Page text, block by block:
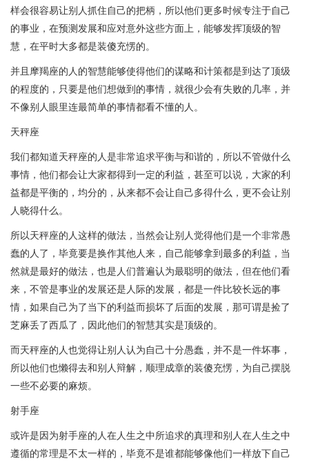
样会很容易让别人抓住自己的把柄，所以他们更多时候专注于自己
的事业，在预测发展和应对意外这些方面上，能够发挥顶级的智
慧，在平时大多都是装傻充愣的。
并且摩羯座的人的智慧能够使得他们的谋略和计策都是到达了顶级
的程度的，只要是他们想做到的事情，就很少会有失败的几率，并
不像别人眼里连最简单的事情都看不懂的人。
天秤座
我们都知道天秤座的人是非常追求平衡与和谐的，所以不管做什么
事情，他们都会让大家都得到一定的利益，甚至可以说，大家的利
益都是平衡的，均分的，从来都不会让自己多得什么，更不会让别
人晓得什么。
所以天秤座的人这样的做法，当然会让别人觉得他们是一个非常愚
蠢的人了，毕竟要是换作其他人来，自己能够拿到最多的利益，当
然就是最好的做法，也是人们普遍认为最聪明的做法，但在他们看
来，不管是事业的发展还是人际的发展，都是一件比较长远的事
情，如果自己为了当下的利益而损坏了后面的发展，那可谓是捡了
芝麻丢了西瓜了，因此他们的智慧其实是顶级的。
而天秤座的人也觉得让别人认为自己十分愚蠢，并不是一件坏事，
所以他们也懒得去和别人辩解，顺理成章的装傻充愣，为自己摆脱
一些不必要的麻烦。
射手座
或许是因为射手座的人在人生之中所追求的真理和别人在人生之中
遵循的常理是不太一样的，毕竟不是谁都能够像他们一样放下自己